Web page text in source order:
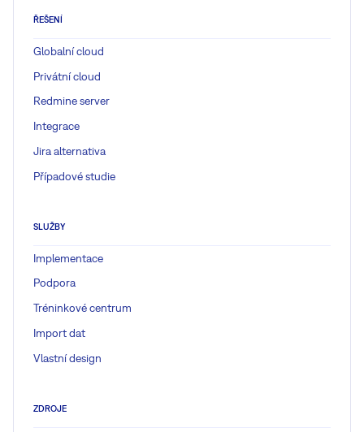
ŘEŠENÍ
Globalní cloud
Privátní cloud
Redmine server
Integrace
Jira alternativa
Případové studie
SLUŽBY
Implementace
Podpora
Tréninkové centrum
Import dat
Vlastní design
ZDROJE